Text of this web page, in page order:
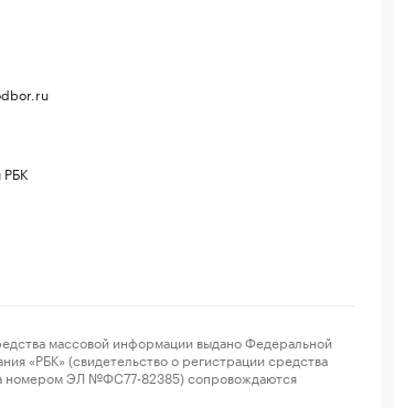
РБК
массовой информации выдано Федеральной
«РБК» (свидетельство о регистрации средства
номером ЭЛ №ФС77-82385) сопровождаются